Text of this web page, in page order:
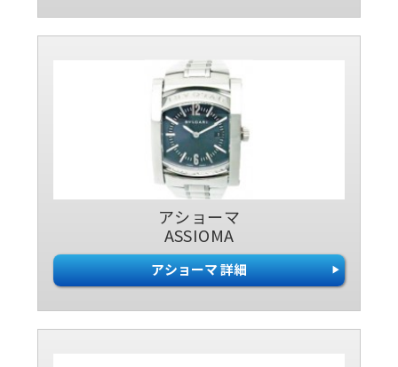
アショーマ
ASSIOMA
アショーマ 詳細